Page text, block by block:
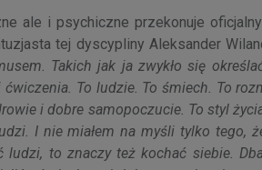
ale i psychiczne przekonuje
tej dyscypliny Aleksander
Takich jak ja zwykło się
To ludzie. To śmiech. To
i dobre samopoczucie. To styl
I nie miałem na myśli tylko tego,
to znaczy też kochać siebie.